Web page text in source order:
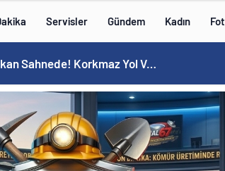
Servisler Gündem Kadın
MHP’de Şok Kulis: Eski Başkan Sahnede! Korkmaz Yol Vermiyor